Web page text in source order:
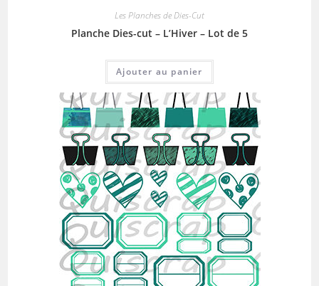
Les Planches de Dies-Cut
Planche Dies-cut – L’Hiver – Lot de 5
Ajouter au panier